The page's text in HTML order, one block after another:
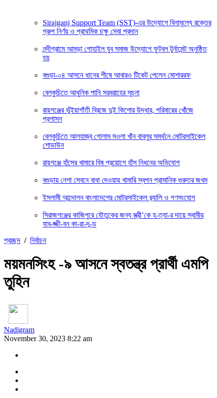
Sirajganj Support Team (SST)-এর উদ্যোগে বিনামূল্যে রক্তের
গ্রুপ নির্ণয় ও প্রাথমিক চক্ষু সেবা প্রদান
নন্দীগ্রামে আমড়া গোহাইল যুব সমাজ উদ্যোগে ফুটবল টুর্নামেন্ট অনুষ্ঠিত
হয়
বগুড়া-০৪ আসনে ধানের শীষে আবারও টিকেট পেলেন মোশাররফ
বেলকুচিতে আধুনিক পানি সরবরাহের সূচনা
রায়গঞ্জের ভূঁইয়াগাঁতী ব্রিজে দুই কিশোর উদ্ধার, পরিবারের খোঁজে
প্রশাসন
বেলকুচিতে আলহাজ্ব গোলাম মওলা খাঁন বাবলুর সমর্থনে মোটরসাইকেল
শোডাউন
রায়গঞ্জে হাঁসের খামারে বিষ প্রয়োগে হাঁস নিধনের অভিযোগ
বগুড়ায় নেশা সেবনে বাধা দেওয়ায় খামারি স্বপন প্রামানিক গুরুতর জখম
ইসলামী আন্দোলন বাংলাদেশের মোটরসাইকেল র‍্যালি ও গণসংযোগ
সিরাজগঞ্জের কাজিপুরে যৌতুকের জন্য স্ত্রী’কে হ-ত্যা-র দায়ে স্বামীর
যাব-জ্জী-বন কা-রা-দ-ন্ড
প্রচ্ছদ / নির্বাচন
ময়মনসিংহ -৯ আসনে স্বতন্ত্র প্রার্থী এমপি
তুহিন
Nadigram
November 30, 2023 8:22 am